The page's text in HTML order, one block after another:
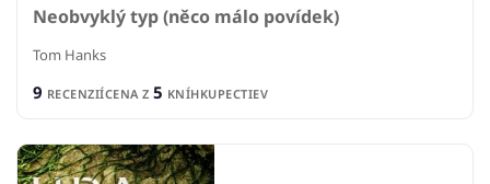
Neobvyklý typ (něco málo povídek)
Tom Hanks
9 RECENZIÍCENA Z 5 KNÍHKUPECTIEV